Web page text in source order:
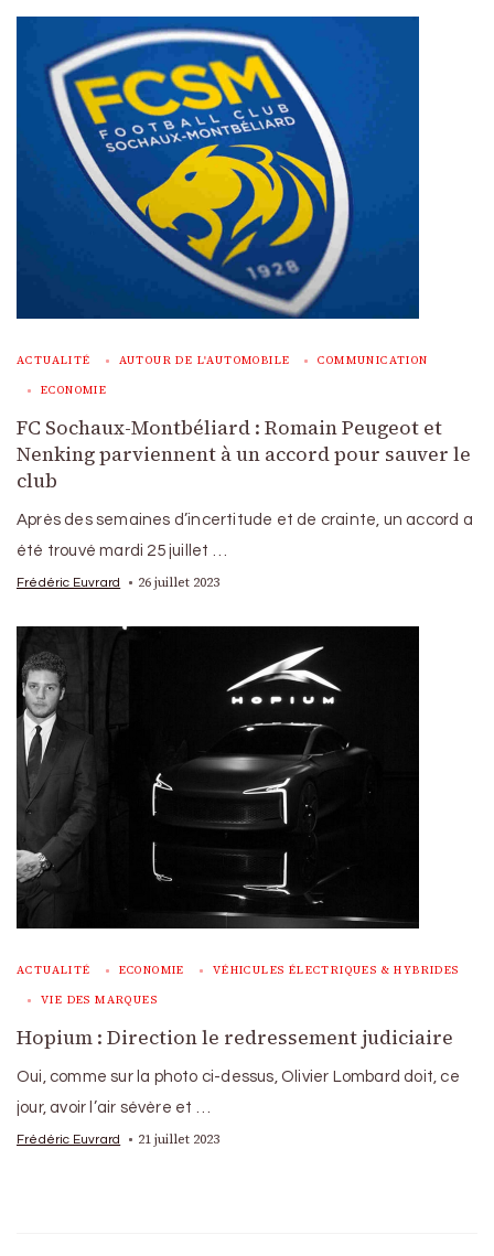
ACTUALITÉ AUTOUR DE L'AUTOMOBILE COMMUNICATION
ECONOMIE
FC Sochaux-Montbéliard : Romain Peugeot et
Nenking parviennent à un accord pour sauver le
club
Après des semaines d’incertitude et de crainte, un accord a
été trouvé mardi 25 juillet …
Frédéric Euvrard 26 juillet 2023
ACTUALITÉ ECONOMIE VÉHICULES ÉLECTRIQUES & HYBRIDES
VIE DES MARQUES
Hopium : Direction le redressement judiciaire
Oui, comme sur la photo ci-dessus, Olivier Lombard doit, ce
jour, avoir l’air sévère et …
Frédéric Euvrard 21 juillet 2023